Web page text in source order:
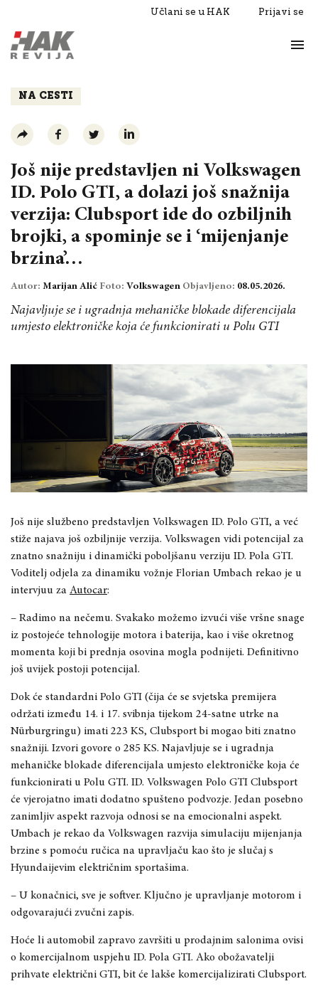
Učlani se u HAK Prijavi se
Razgovori
NA CESTI
Još nije predstavljen ni Volkswagen
ID. Polo GTI, a dolazi još snažnija
verzija: Clubsport ide do ozbiljnih
brojki, a spominje se i ‘mijenjanje
brzina’…
Autor: Marijan Alić Foto: Volkswagen Objavljeno: 08.05.2026.
Najavljuje se i ugradnja mehaničke blokade diferencijala
umjesto elektroničke koja će funkcionirati u Polu GTI
Još nije službeno predstavljen Volkswagen ID. Polo GTI, a već
stiže najava još ozbiljnije verzija. Volkswagen vidi potencijal za
znatno snažniju i dinamički poboljšanu verziju ID. Pola GTI.
Voditelj odjela za dinamiku vožnje Florian Umbach rekao je u
intervjuu za Autocar:
– Radimo na nečemu. Svakako možemo izvući više vršne snage
iz postojeće tehnologije motora i baterija, kao i više okretnog
momenta koji bi prednja osovina mogla podnijeti. Definitivno
još uvijek postoji potencijal.
Dok će standardni Polo GTI (čija će se svjetska premijera
održati između 14. i 17. svibnja tijekom 24-satne utrke na
Nürburgringu) imati 223 KS, Clubsport bi mogao biti znatno
snažniji. Izvori govore o 285 KS. Najavljuje se i ugradnja
mehaničke blokade diferencijala umjesto elektroničke koja će
funkcionirati u Polu GTI. ID. Volkswagen Polo GTI Clubsport
će vjerojatno imati dodatno spušteno podvozje. Jedan posebno
zanimljiv aspekt razvoja odnosi se na emocionalni aspekt.
Umbach je rekao da Volkswagen razvija simulaciju mijenjanja
brzine s pomoću ručica na upravljaču kao što je slučaj s
Hyundaijevim električnim sportašima.
– U konačnici, sve je softver. Ključno je upravljanje motorom i
odgovarajući zvučni zapis.
Hoće li automobil zapravo završiti u prodajnim salonima ovisi
o komercijalnom uspjehu ID. Pola GTI. Ako obožavatelji
prihvate električni GTI, bit će lakše komercijalizirati Clubsport.